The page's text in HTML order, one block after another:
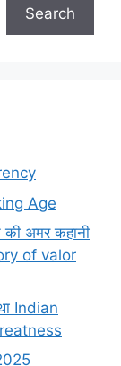
Search
Age
की अमर कहानी
of valor
Indian